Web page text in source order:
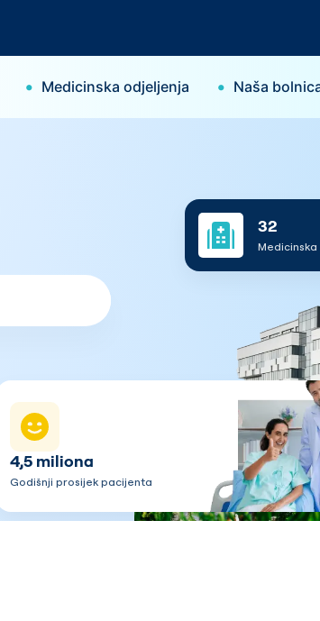
• Medicinska odjeljenja • Naša
32
4,5 miliona
Godišnji prosijek pacijenta